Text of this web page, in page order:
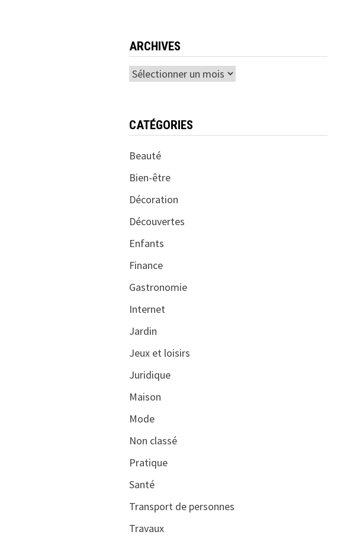
ARCHIVES
Archives
CATÉGORIES
Beauté
Bien-être
Décoration
Découvertes
Enfants
Finance
Gastronomie
Internet
Jardin
Jeux et loisirs
Juridique
Maison
Mode
Non classé
Pratique
Santé
Transport de personnes
Travaux